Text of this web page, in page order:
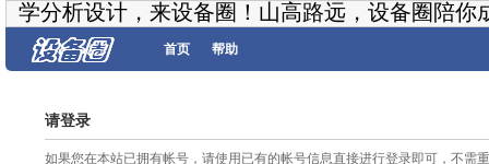
学分析设计，来设备圈！山高路远，设备圈陪你
首页 帮助
请登录
如果您在本站已拥有帐号，请使用已有的帐号信息直接进行登录即可，不需